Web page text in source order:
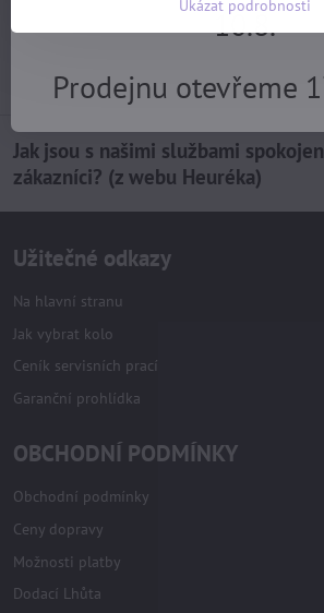
+420 725 729 111
Jak jsou s našimi službami
zákazníci? (z webu Heuréka)
Užitečné odkazy
Na hlavní stranu
Jak vybrat kolo
Ceník servisních prací
Garanční prohlídka
OBCHODNÍ PODMÍNKY
Obchodní podmínky
Ceny dopravy
Možnosti platby
Dodací Lhůta
Ukázat podrobnosti
10.8.
Prodejnu otevřeme